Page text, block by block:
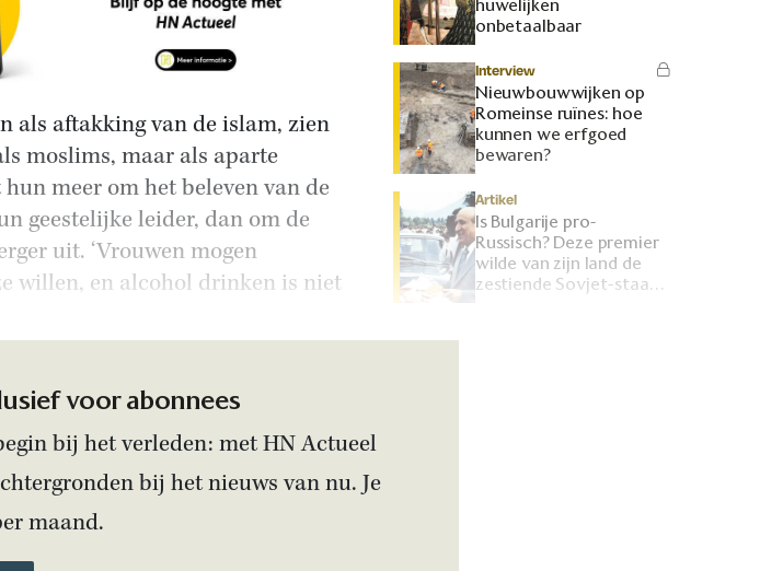
als aftakking van de islam, zien
moslims, maar als aparte
meer om het beleven van de
geestelijke leider, dan om de
uit. ‘Vrouwen mogen
willen, en alcohol drinken is niet
voor abonnees
bij het verleden: met HN Actueel
bij het nieuws van nu. Je
maand.
huwelijken
onbetaalbaar
Interview
Nieuwbouwwijken op
Romeinse ruïnes: hoe
kunnen we erfgoed
bewaren?
Artikel
Is Bulgarije pro-
Russisch? Deze premier
wilde van zijn land de
zestiende Sovjet-staat